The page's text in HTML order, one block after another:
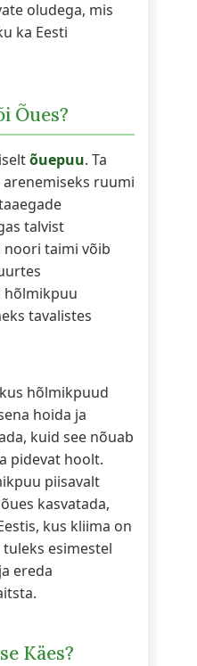
oludega, mis
ka Eesti
Õues?
õuepuu. Ta
arenemiseks ruumi
talvist
taimi võib
hõlmikpuu
tavalistes
hõlmikpuud
hoida ja
kuid see nõuab
pidevat hoolt.
piisavalt
kasvatada,
kus kliima on
esimestel
ereda
Käes?